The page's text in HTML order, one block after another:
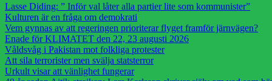
Lasse Diding: ” Inför val låter alla partier lite som kommunister”
Kulturen är en fråga om demokrati
Vem gynnas av att regeringen prioriterar flyget framför järnvägen?
Enade för KLIMATET den 22, 23 augusti 2026
Våldsvåg i Pakistan mot folkliga protester
Att sila terrorister men svälja statsterror
Urkult visar att vänlighet fungerar